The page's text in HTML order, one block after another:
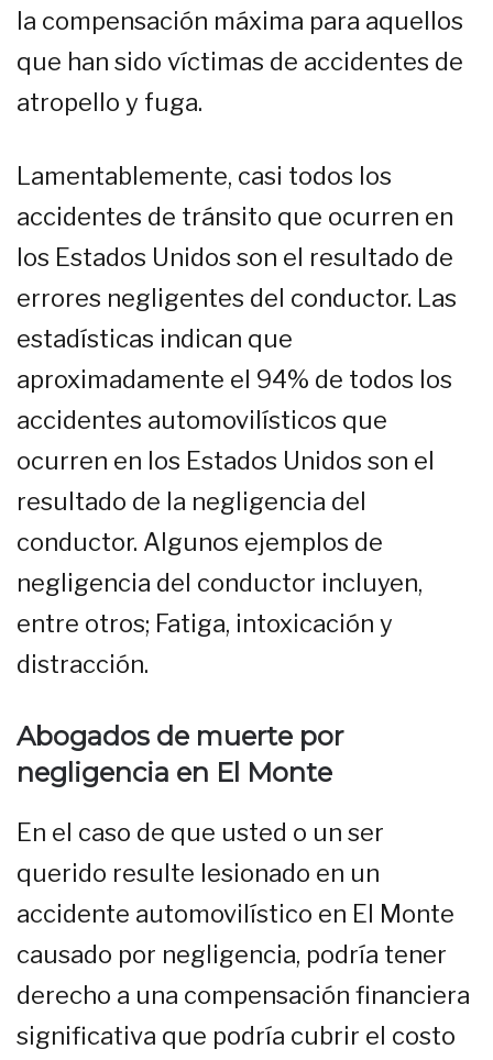
la compensación máxima para aquellos
que han sido víctimas de accidentes de
atropello y fuga.
Lamentablemente, casi todos los
accidentes de tránsito que ocurren en
los Estados Unidos son el resultado de
errores negligentes del conductor. Las
estadísticas indican que
aproximadamente el 94% de todos los
accidentes automovilísticos que
ocurren en los Estados Unidos son el
resultado de la negligencia del
conductor. Algunos ejemplos de
negligencia del conductor incluyen,
entre otros; Fatiga, intoxicación y
distracción.
Abogados de muerte por
negligencia en El Monte
En el caso de que usted o un ser
querido resulte lesionado en un
accidente automovilístico en El Monte
causado por negligencia, podría tener
derecho a una compensación financiera
significativa que podría cubrir el costo